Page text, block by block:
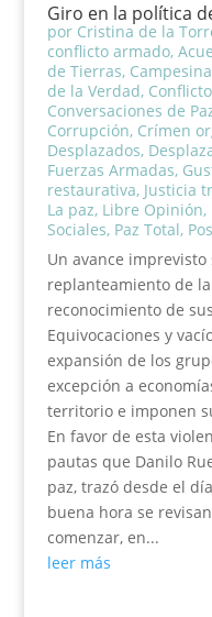
Giro en la política
por Cristina de la
conflicto armado,
de Tierras,
de la Verdad,
Conversaciones de
Corrupción, Crímen
Desplazados,
Fuerzas Armadas,
restaurativa, Justicia
La paz, Libre Opinión,
Sociales, Paz Total,
Un avance
replanteamiento de
reconocimiento de
Equivocaciones y
expansión de los
excepción a
territorio e imponen
En favor de esta
pautas que Danilo
paz, trazó desde el
buena hora se
comenzar, en...
leer más